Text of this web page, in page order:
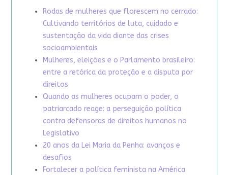
Rodas de mulheres que florescem no cerrado:
Cultivando territórios de luta, cuidado e
sustentação da vida diante das crises
socioambientais
Mulheres, eleições e o Parlamento brasileiro:
entre a retórica da proteção e a disputa por
direitos
Quando as mulheres ocupam o poder, o
patriarcado reage: a perseguição política
contra defensoras de direitos humanos no
Legislativo
20 anos da Lei Maria da Penha: avanços e
desafios
Fortalecer a política feminista na América